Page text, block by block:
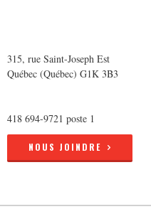
315, rue Saint-Joseph Est
Québec (Québec) G1K 3B3
418 694-9721 poste 1
NOUS JOINDRE